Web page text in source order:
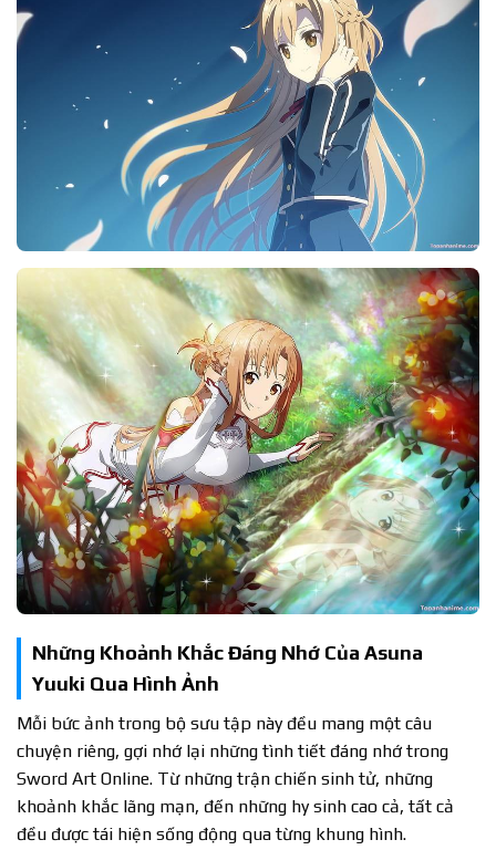
Những Khoảnh Khắc Đáng Nhớ Của Asuna
Yuuki Qua Hình Ảnh
Mỗi bức ảnh trong bộ sưu tập này đều mang một câu
chuyện riêng, gợi nhớ lại những tình tiết đáng nhớ trong
Sword Art Online. Từ những trận chiến sinh tử, những
khoảnh khắc lãng mạn, đến những hy sinh cao cả, tất cả
đều được tái hiện sống động qua từng khung hình.